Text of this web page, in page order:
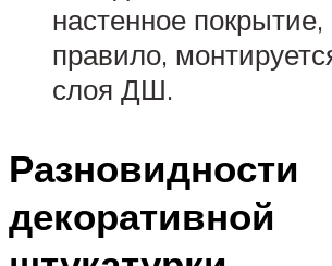
настенное покрытие,
правило,
слоя ДШ.
Разновидности
декоративной